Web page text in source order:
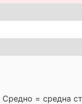
= средна